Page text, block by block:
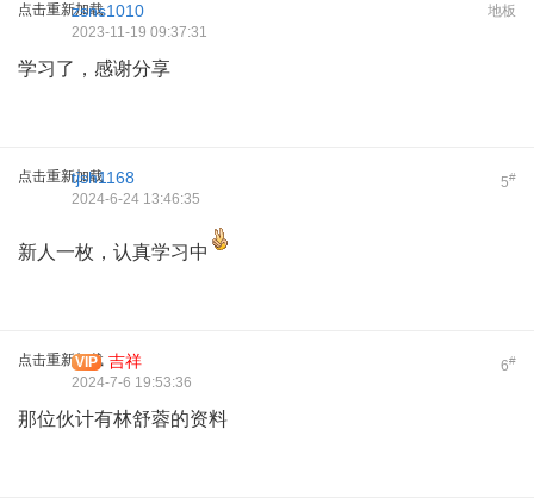
点击重新加载 地板
zsns1010
2023-11-19 09:37:31
学习了，感谢分享
点击重新加载 5#
tjsh1168
2024-6-24 13:46:35
新人一枚，认真学习中
点击重新加载 6#
VIP 吉祥
2024-7-6 19:53:36
那位伙计有林舒蓉的资料